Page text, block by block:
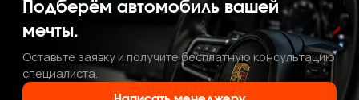
Подберём автомобиль вашей
мечты.
Оставьте заявку и получите бесплатную консультацию
специалиста.